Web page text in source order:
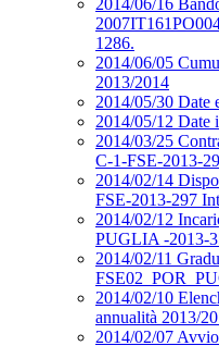
2014/06/16
1286.
2014/06/05
2013/2014
2014/05/30 Date
2014/05/12 Date
2014/03/25
C-1-FSE-2013-
2014/02/14
FSE-2013-297
2014/02/12
PUGLIA -2013-
2014/02/11
2014/02/10
annualità 2013/
2014/02/07